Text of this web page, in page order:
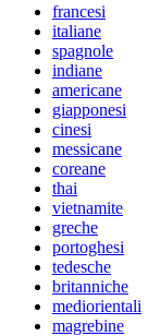
francesi
italiane
spagnole
indiane
americane
giapponesi
cinesi
messicane
coreane
thai
vietnamite
greche
portoghesi
tedesche
britanniche
mediorientali
magrebine